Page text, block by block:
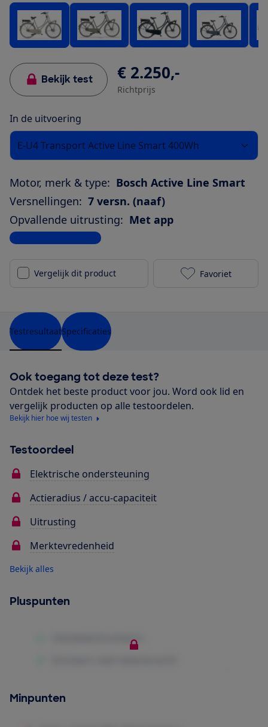
Bekijk test € 2.250,-
Richtprijs
In de uitvoering
E-U4 Transport Active Line Smart 400Wh
Motor, merk & type: Bosch Active Line Smart
Versnellingen: 7 versn. (naaf)
Opvallende uitrusting: Met app
Bekijk alle specificaties
Vergelijk dit product Cortina E-U4
Favoriet
TestresultaatSpecificaties
Ook toegang tot deze test?
Ontdek het beste product voor jou. Word ook lid en
vergelijk producten op alle testoordelen.
Bekijk hier hoe wij testen
Testoordeel
Elektrische ondersteuning
Actieradius / accu-capaciteit
Uitrusting
Merktevredenheid
Bekijk alles
Pluspunten
Minpunten